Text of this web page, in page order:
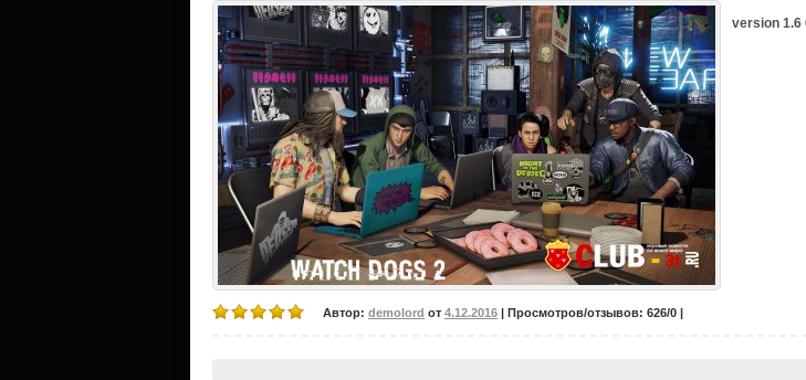
version 1.6
Автор: demolord от 4.12.2016 | Просмотров/отзывов: 626/0 |